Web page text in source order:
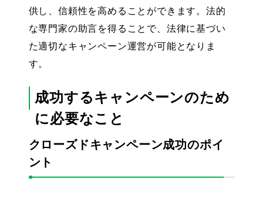
供し、信頼性を高めることができます。法的
な専門家の助言を得ることで、法律に基づい
た適切なキャンペーン運営が可能となりま
す。
成功するキャンペーンのため
に必要なこと
クローズドキャンペーン成功のポイ
ント